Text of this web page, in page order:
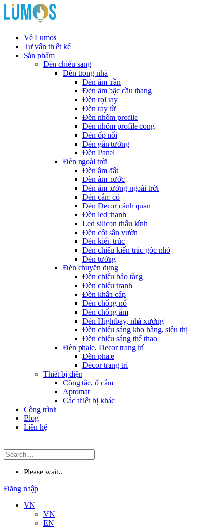
Về Lumos
Tư vấn thiết kế
Sản phẩm
Đèn chiếu sáng
Đèn trong nhà
Đèn âm trần
Đèn âm bậc cầu thang
Đèn rọi ray
Đèn ray từ
Đèn nhôm profile
Đèn nhôm profile cong
Đèn ốp nổi
Đèn gắn tường
Đèn Panel
Đèn ngoài trời
Đèn âm đất
Đèn âm nước
Đèn âm tường ngoài trời
Đèn cắm cỏ
Đèn Decor cảnh quan
Đèn led thanh
Led silicon thấu kính
Đèn cột sân vườn
Đèn kiến trúc
Đèn chiếu kiến trúc góc nhỏ
Đèn tường
Đèn chuyên dụng
Đèn chiếu bảo tàng
Đèn chiếu tranh
Đèn khẩn cấp
Đèn chống nổ
Đèn chống ẩm
Đèn Hightbay, nhà xưởng
Đèn chiếu sáng kho hàng, siêu thị
Đèn chiếu sáng thể thao
Đèn phale, Decor trang trí
Đèn phale
Decor trang trí
Thiết bị điện
Công tắc, ổ cắm
Aptomat
Các thiết bị khác
Công trình
Blog
Liên hệ
Please wait..
Đăng nhập
VN
VN
EN